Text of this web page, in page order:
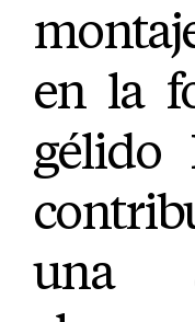
en la
gélido
una